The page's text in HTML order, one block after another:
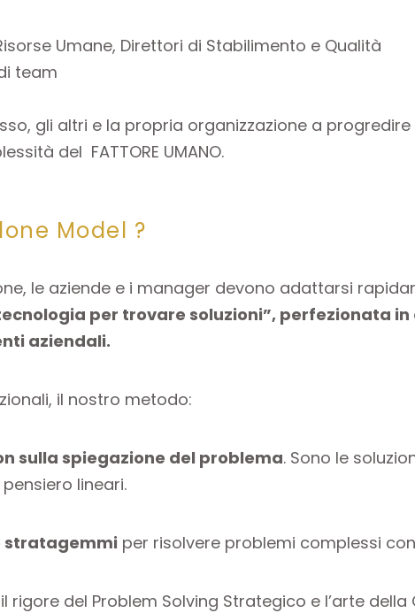
Umane, Direttori di Stabilimento e Qualità
team
gli altri e la propria organizzazione a
del FATTORE UMANO.
Model ?
le aziende e i manager devono adattarsi
per trovare soluzioni”, perfezionata
aziendali.
il nostro metodo:
sulla spiegazione del problema. Sono le
lineari.
stratagemmi per risolvere problemi complessi
rigore del Problem Solving Strategico e l’arte